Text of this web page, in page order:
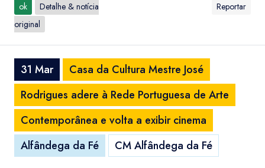
ok
Detalhe & notícia
original
Reportar
31 Mar
Casa da Cultura Mestre José
Rodrigues adere à Rede Portuguesa de Arte
Contemporânea e volta a exibir cinema
Alfândega da Fé
CM Alfândega da Fé